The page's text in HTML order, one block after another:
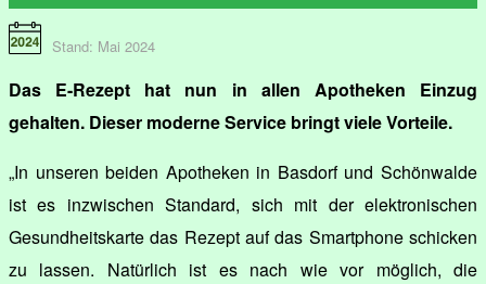
Stand: Mai 2024
Das E-Rezept hat nun in allen Apotheken Einzug
gehalten. Dieser moderne Service bringt viele Vorteile.
„In unseren beiden Apotheken in Basdorf und Schönwalde
ist es inzwischen Standard, sich mit der elektronischen
Gesundheitskarte das Rezept auf das Smartphone schicken
zu lassen. Natürlich ist es nach wie vor möglich, die